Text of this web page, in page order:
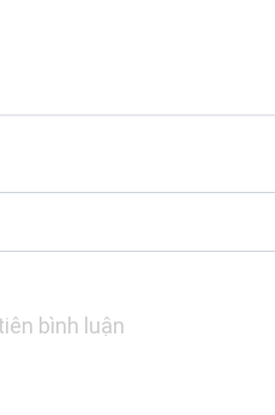
bình luận